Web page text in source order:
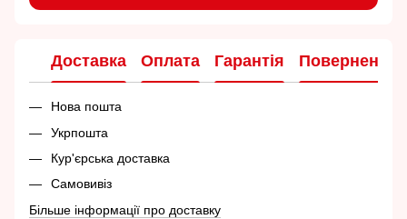
Доставка Оплата Гарантія Повернення
Нова пошта
Укрпошта
Кур'єрська доставка
Самовивіз
Більше інформації про доставку